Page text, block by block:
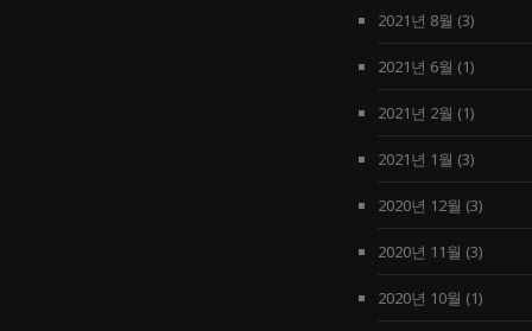
2021년 8월 (3)
2021년 6월 (1)
2021년 2월 (1)
2021년 1월 (3)
2020년 12월 (3)
2020년 11월 (3)
2020년 10월 (1)